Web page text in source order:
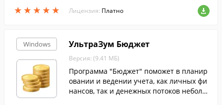
★ ★ ★ ★ ★
★ ★ ★ ★ ★
вок,налоги и прочие затрат.
Лицензия: Платно
Windows УльтраЗум Бюджет
Версия: (9.41 МБ)
Программа "Бюджет" поможет в планир
овании и ведении учета, как личных фи
нансов, так и денежных потоков неболь